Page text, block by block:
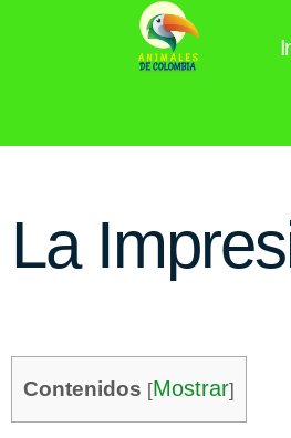
La
Contenidos [Mostrar]